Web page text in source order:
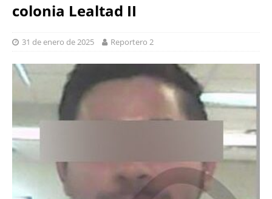
colonia Lealtad II
31 de enero de 2025 Reportero 2